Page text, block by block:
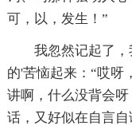
可，以，发生！”
我忽然记起了
的'苦恼起来：“哎呀
讲啊，什么没背会
话，又好似在自言自